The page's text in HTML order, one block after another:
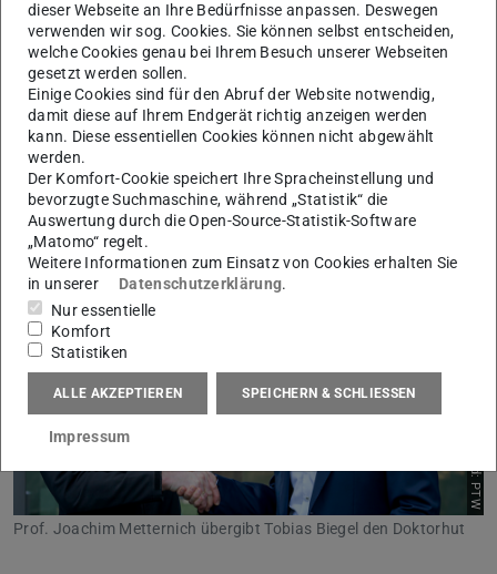
Herr Tobias Biegel : am 13.12. hat er seine Dissertation
mit dem Titel
A self-supervised learning approach for
multivariate statistical in-process control in discrete
manufacturing processes(wird in neuem Tab geöffnet)
präsentiert und die
anschließende mündliche Doktorprüfung erfolgreich
bestanden.
Bild: PTW
Prof. Joachim Metternich übergibt Tobias Biegel den Doktorhut
dieser Webseite an Ihre Bedürfnisse anpassen. Deswegen
verwenden wir sog. Cookies. Sie können selbst entscheiden,
welche Cookies genau bei Ihrem Besuch unserer Webseiten
gesetzt werden sollen.
Einige Cookies sind für den Abruf der Website notwendig,
damit diese auf Ihrem Endgerät richtig anzeigen werden
kann. Diese essentiellen Cookies können nicht abgewählt
werden.
Der Komfort-Cookie speichert Ihre Spracheinstellung und
bevorzugte Suchmaschine, während „Statistik“ die
Auswertung durch die Open-Source-Statistik-Software
„Matomo“ regelt.
Weitere Informationen zum Einsatz von Cookies erhalten Sie
in unserer
Datenschutzerklärung.
Nur essentielle
Komfort
Statistiken
ALLE AKZEPTIEREN SPEICHERN & SCHLIESSEN
Impressum